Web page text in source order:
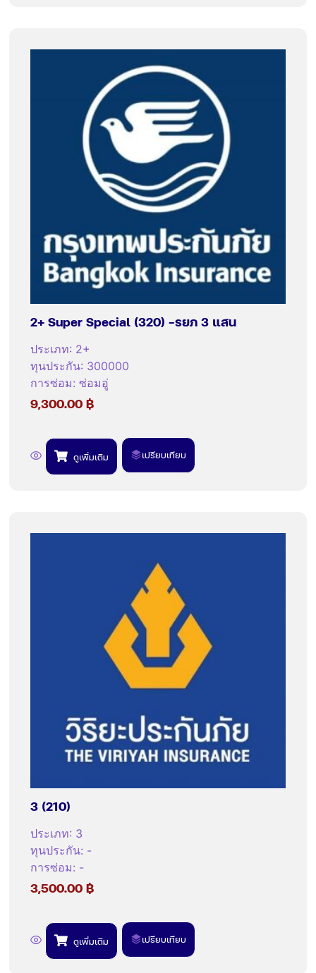
2+ Super Special (320) -รยภ 3 แสน
ประเภท: 2+
ทุนประกัน: 300000
การซ่อม:ซ่อมอู่
9,300.00฿
ดูเพิ่มเติม เปรียบเทียบ
3 (210)
ประเภท: 3
ทุนประกัน: -
การซ่อม: -
3,500.00฿
ดูเพิ่มเติม เปรียบเทียบ